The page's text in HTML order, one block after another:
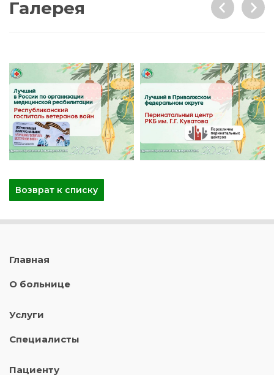
Галерея
Возврат к списку
Главная
О больнице
Услуги
Специалисты
Пациенту